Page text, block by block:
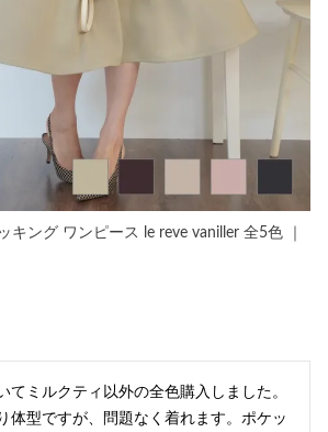
キング ワンピース le reve vaniller 全5色 ｜
てミルクティ以外の全色購入しました。
体型ですが、問題なく着れます。ポケッ